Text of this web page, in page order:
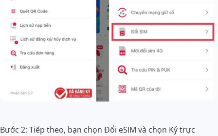
Bước 2: Tiếp theo, bạn chọn Đổi eSIM và chọn Ký trực